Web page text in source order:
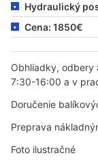
Hydraulický
Cena: 1850€
Obhliadky, odbery
7:30-16:00 a v
Doručenie
Preprava
Foto ilustračné